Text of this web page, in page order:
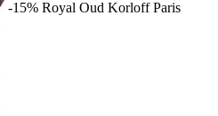
-15% Royal Oud Korloff Paris